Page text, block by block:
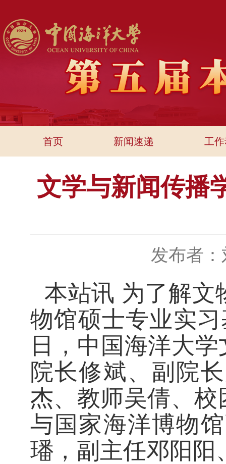
首页 新闻速递 工
文学与新闻传播
发布者：
本站讯 为了解文
物馆硕士专业实
日，中国海洋大
院长修斌、副院
杰、教师吴倩、
与国家海洋博物
璠，副主任邓阳阳